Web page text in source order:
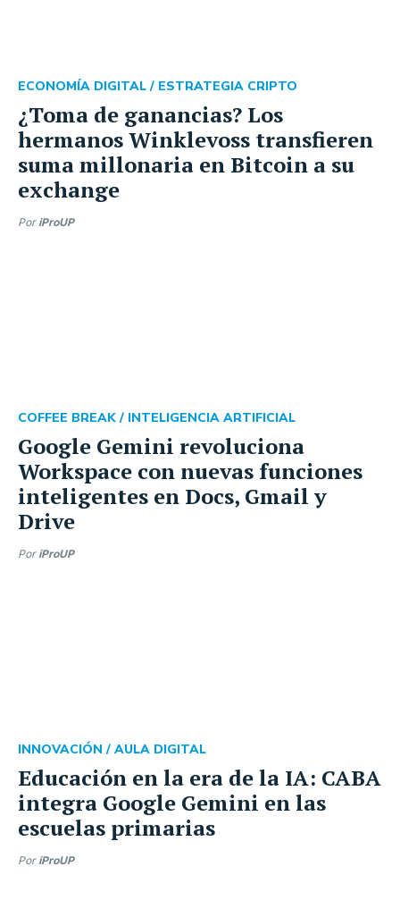
¿Toma de ganancias? Los
hermanos Winklevoss transfieren
suma millonaria en Bitcoin a su
exchange
ECONOMÍA DIGITAL / ESTRATEGIA CRIPTO
Por iProUP
Google Gemini revoluciona
Workspace con nuevas funciones
inteligentes en Docs, Gmail y
Drive
COFFEE BREAK / INTELIGENCIA ARTIFICIAL
Por iProUP
Educación en la era de la IA: CABA
integra Google Gemini en las
escuelas primarias
INNOVACIÓN / AULA DIGITAL
Por iProUP